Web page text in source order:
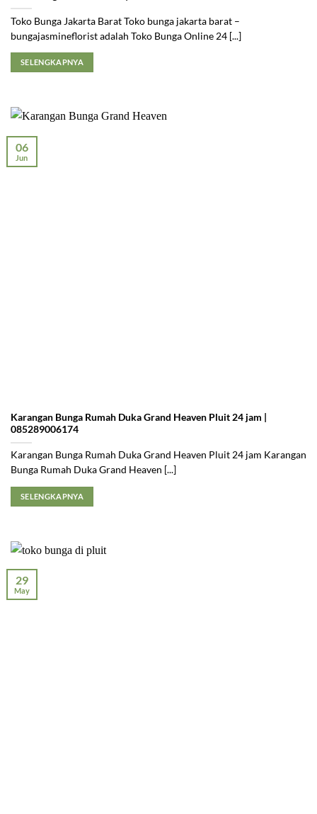
Toko Bunga Jakarta Barat Toko bunga jakarta barat –
bungajasmineflorist adalah Toko Bunga Online 24 [...]
SELENGKAPNYA
Karangan Bunga Rumah Duka Grand Heaven Pluit 24 jam |
085289006174
Karangan Bunga Rumah Duka Grand Heaven Pluit 24 jam Karangan
Bunga Rumah Duka Grand Heaven [...]
SELENGKAPNYA
06
Jun
29
May